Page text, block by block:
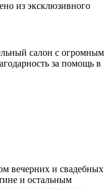
из эксклюзивного
салон с огромным
за помощь в
вечерних и свадебных
и остальным